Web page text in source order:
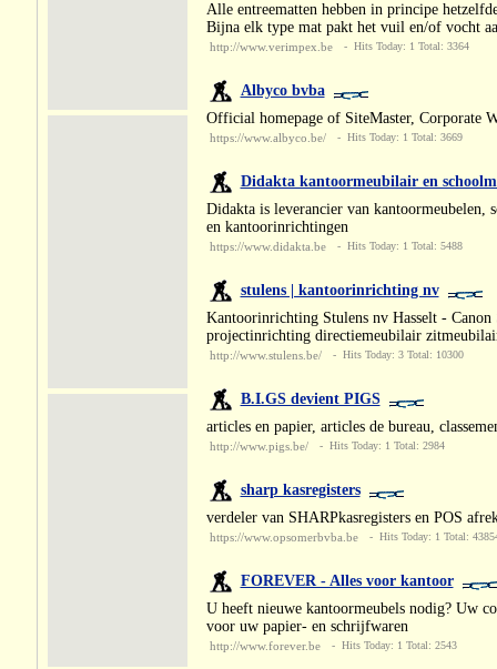
Alle entreematten hebben in principe
Bijna elk type mat pakt het vuil en/of vocht
http://www.verimpex.be - Hits Today: 1 Total: 3364
Albyco bvba
Official homepage of SiteMaster, Corporate
https://www.albyco.be/ - Hits Today: 1 Total: 3669
Didakta kantoormeubilair en
Didakta is leverancier van kantoormeubelen,
en kantoorinrichtingen
https://www.didakta.be - Hits Today: 1 Total: 5488
stulens | kantoorinrichting nv
Kantoorinrichting Stulens nv Hasselt -
projectinrichting directiemeubilair
http://www.stulens.be/ - Hits Today: 3 Total: 10300
B.I.GS devient PIGS
articles en papier, articles de bureau,
http://www.pigs.be/ - Hits Today: 1 Total: 2984
sharp kasregisters
verdeler van SHARPkasregisters en POS
https://www.opsomerbvba.be - Hits Today: 1 Total:
FOREVER - Alles voor kantoor
U heeft nieuwe kantoormeubels nodig? Uw
voor uw papier- en schrijfwaren
http://www.forever.be - Hits Today: 1 Total: 2543